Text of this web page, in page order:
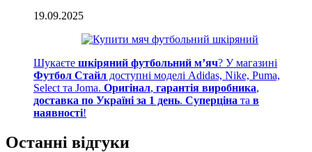
19.09.2025
Шукаєте шкіряний футбольний м’яч? У магазині
Футбол Стайл доступні моделі Adidas, Nike, Puma,
Select та Joma. Оригінал, гарантія виробника,
доставка по Україні за 1 день. Суперціна та в
наявності!
Останні відгуки